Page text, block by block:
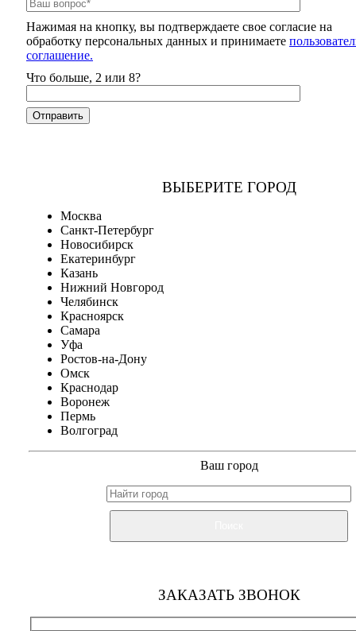
Нажимая на кнопку, вы подтверждаете свое согласие на
обработку персональных данных и принимаете
соглашение.
Что больше, 2 или 8?
ВЫБЕРИТЕ ГОРОД
Москва
Санкт-Петербург
Новосибирск
Екатеринбург
Казань
Нижний Новгород
Челябинск
Красноярск
Самара
Уфа
Ростов-на-Дону
Омск
Краснодар
Воронеж
Пермь
Волгоград
Ваш город
ЗАКАЗАТЬ ЗВОНОК